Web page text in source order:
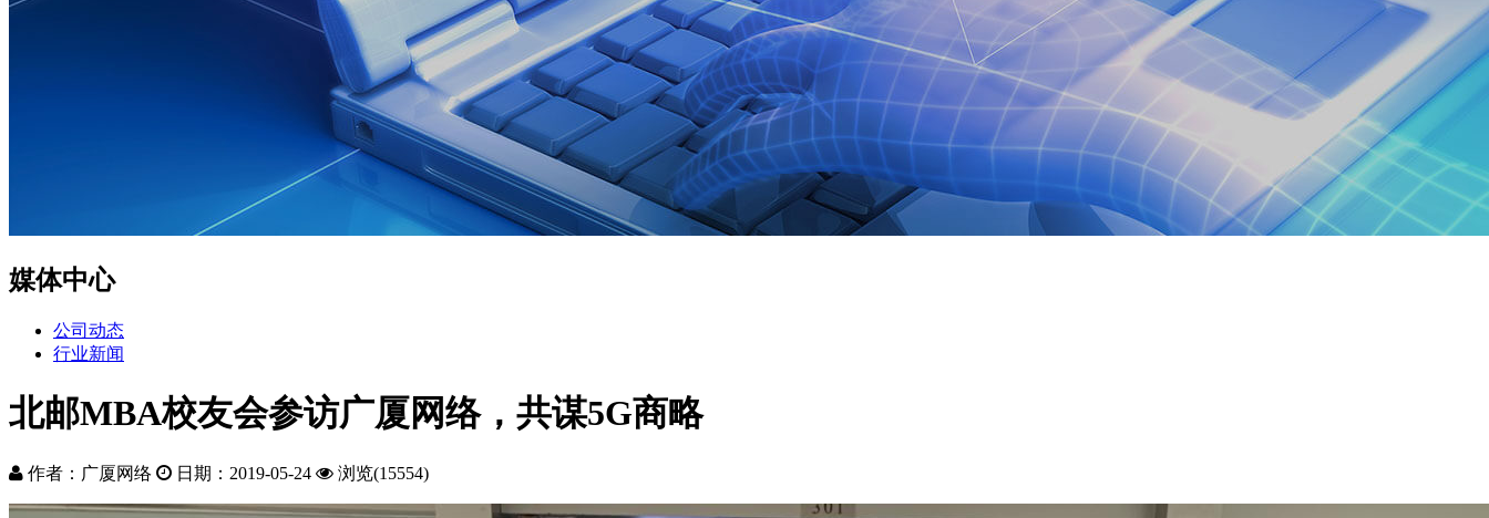
媒体中心
公司动态
行业新闻
北邮MBA校友会参访广厦网络，共谋5G商略
作者：广厦网络 日期：2019-05-24 浏览(15554)